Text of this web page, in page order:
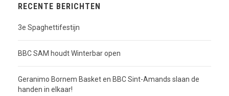
RECENTE BERICHTEN
3e Spaghettifestijn
BBC SAM houdt Winterbar open
Geranimo Bornem Basket en BBC Sint-Amands slaan de
handen in elkaar!